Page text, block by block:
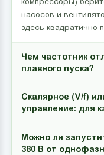
насосов и
здесь квадратично
Чем частотник
плавного пуска?
Скалярное (V/f)
управление: для
Можно ли
380 В от